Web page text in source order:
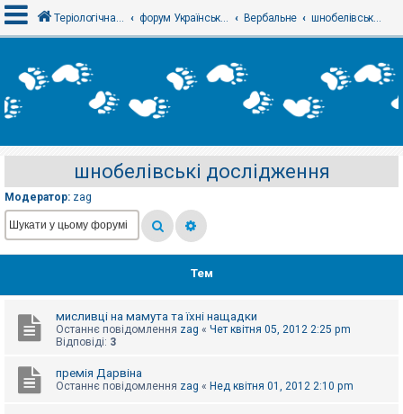
х
і
е
є
с
т
р
а
Т
м
б
Теріологічна школа форум Українського теріологічного товариства Вербальне шнобелівські дослідження
шнобелівські дослідження
Модератор: zag
Тем
мисливці на мамута та їхні нащадки
Останнє повідомлення zag « Чет квітня 05, 2012 2:25 pm
Відповіді: 3
премія Дарвіна
Останнє повідомлення zag « Нед квітня 01, 2012 2:10 pm